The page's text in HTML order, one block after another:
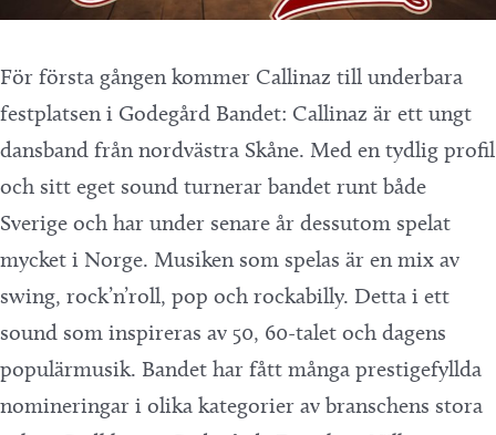
För första gången kommer Callinaz till underbara
festplatsen i Godegård Bandet: Callinaz är ett ungt
dansband från nordvästra Skåne. Med en tydlig profil
och sitt eget sound turnerar bandet runt både
Sverige och har under senare år dessutom spelat
mycket i Norge. Musiken som spelas är en mix av
swing, rock’n’roll, pop och rockabilly. Detta i ett
sound som inspireras av 50, 60-talet och dagens
populärmusik. Bandet har fått många prestigefyllda
nomineringar i olika kategorier av branschens stora